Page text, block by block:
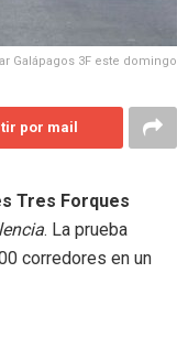
Galápagos 3F este domingo
por mail
Tres Forques
. La prueba
corredores en un